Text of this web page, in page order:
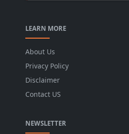
LEARN MORE
About Us
Privacy Policy
Disclaimer
Contact US
NEWSLETTER